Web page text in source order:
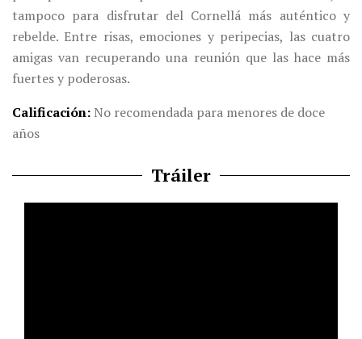
tampoco para disfrutar del Cornellá más auténtico y
rebelde. Entre risas, emociones y peripecias, las cuatro
amigas van recuperando una reunión que las hace más
fuertes y poderosas.
Calificación No recomendada para menores de doce
años
Tráiler